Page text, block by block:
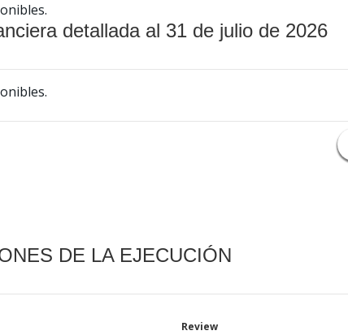
detallada al 31 de julio de 2026
DE LA EJECUCIÓN
Review